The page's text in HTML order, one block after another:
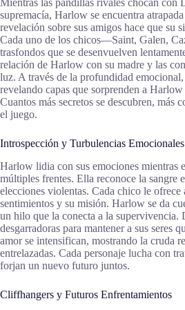
supremacía, Harlow se encuentra
revelación sobre sus amigos hace que su
Cada uno de los chicos—Saint, Galen,
trasfondos que se desenvuelven
relación de Harlow con su madre y las
luz. A través de la profundidad emocional,
revelando capas que sorprenden a
Cuantos más secretos se descubren, más
el juego.
Introspección y Turbulencias Emocionales
Harlow lidia con sus emociones mientras
múltiples frentes. Ella reconoce la sangre
elecciones violentas. Cada chico le
sentimientos y su misión. Harlow se da
un hilo que la conecta a la supervivencia.
desgarradoras para mantener a sus seres
amor se intensifican, mostrando la cruda
entrelazadas. Cada personaje lucha con
forjan un nuevo futuro juntos.
Cliffhangers y Futuros Enfrentamientos